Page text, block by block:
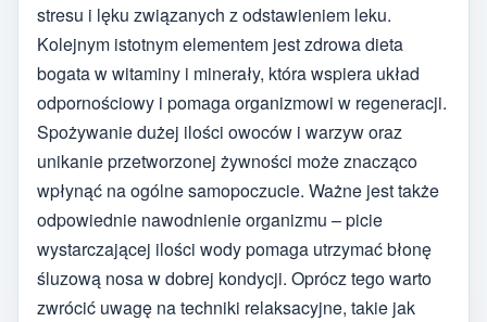
stresu i lęku związanych z odstawieniem leku.
Kolejnym istotnym elementem jest zdrowa dieta
bogata w witaminy i minerały, która wspiera układ
odpornościowy i pomaga organizmowi w regeneracji.
Spożywanie dużej ilości owoców i warzyw oraz
unikanie przetworzonej żywności może znacząco
wpłynąć na ogólne samopoczucie. Ważne jest także
odpowiednie nawodnienie organizmu – picie
wystarczającej ilości wody pomaga utrzymać błonę
śluzową nosa w dobrej kondycji. Oprócz tego warto
zwrócić uwagę na techniki relaksacyjne, takie jak